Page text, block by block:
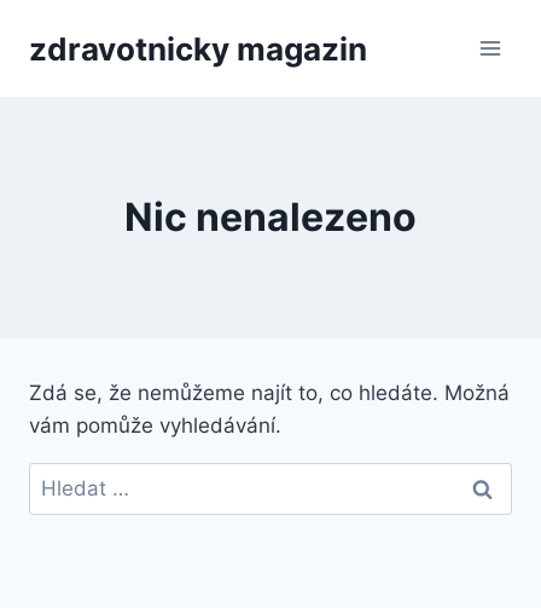
zdravotnicky magazin
Nic nenalezeno
Zdá se, že nemůžeme najít to, co hledáte. Možná
vám pomůže vyhledávání.
Vyhledávání